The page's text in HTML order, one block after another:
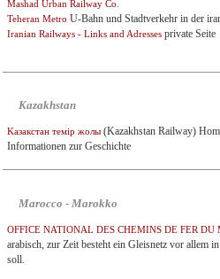
Mashad Urban Railway Co.
Teheran Metro U-Bahn und Stadtverkehr in der
Iranian Railways - Links and Adresses private Seite
Kazakhstan
Kазакстан темiр жолы (Kazakhstan Railway)
Informationen zur Geschichte
Marocco - Marokko
OFFICE NATIONAL DES CHEMINS DE FER DU
arabisch, zur Zeit besteht ein Gleisnetz vor allem
soll.